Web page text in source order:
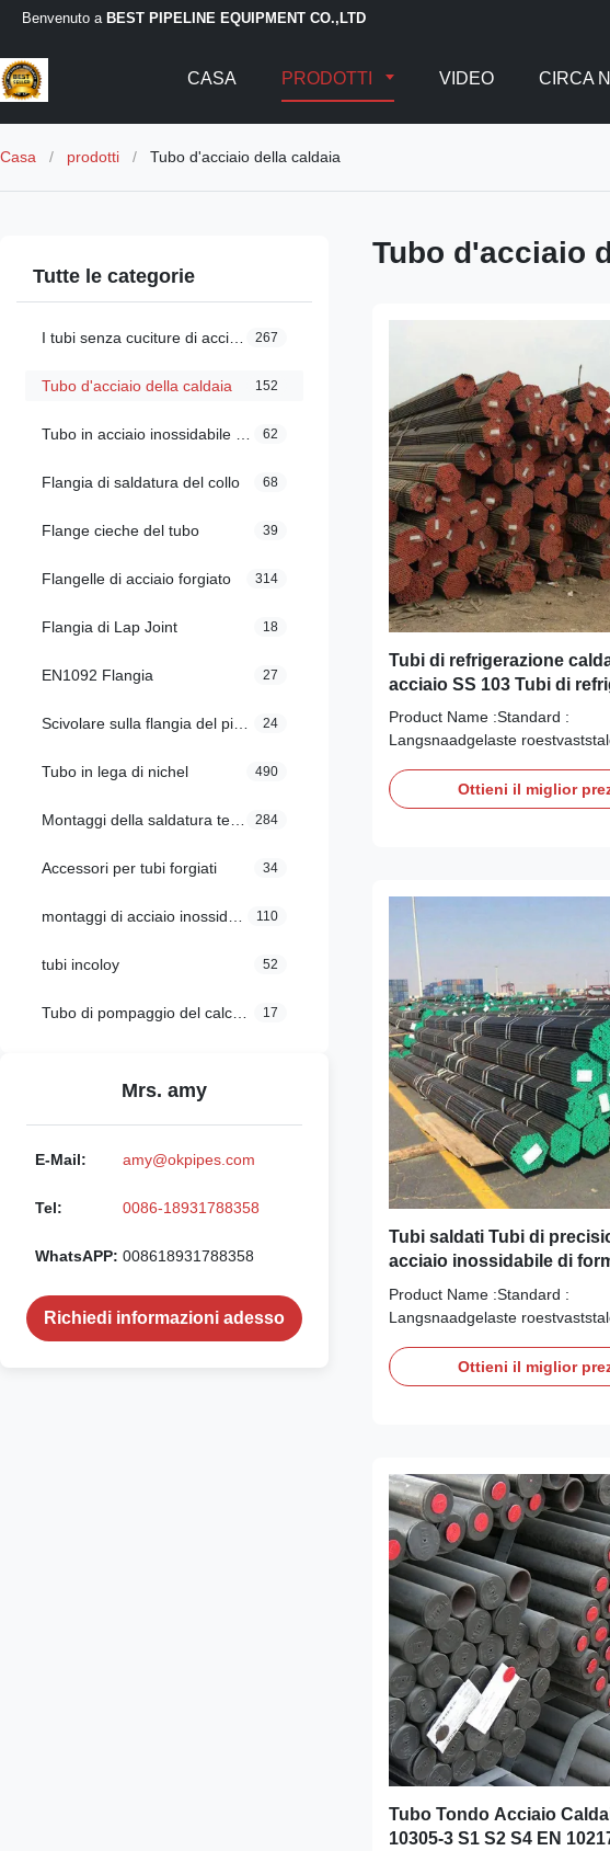
Benvenuto a BEST PIPELINE EQUIPMENT CO.,LTD
CASA PRODOTTI VIDEO CIRCA
Casa / prodotti / Tubo d'acciaio della caldaia
Tutte le categorie
267
Tubo d'acciaio della caldaia 152
62
Flangia di saldatura del collo 68
Flange cieche del tubo 39
Flangelle di acciaio forgiato 314
Flangia di Lap Joint 18
EN1092 Flangia 27
24
Tubo in lega di nichel 490
284
Accessori per tubi forgiati 34
110
tubi incoloy 52
17
Mrs. amy
E-Mail: amy@okpipes.com
Tel: 0086-18931788358
WhatsAPP: 008618931788358
Richiedi informazioni adesso
Tubo d'acciaio
Tubi di refrigerazione
acciaio SS 103 Tubi di
lunga durata di vita
Product Name :Standard :
Langsnaadgelaste
Keuringsrapport volgens EN
Longitudinally welded stainless
Ottieni il miglior
Tubi saldati Tubi di
acciaio inossidabile di
con diametro esterno di 6
mm
Product Name :Standard :
Langsnaadgelaste
Keuringsrapport volgens EN
Longitudinally welded stainless
Ottieni il miglior
Tubo Tondo Acciaio
10305-3 S1 S2 S4 EN